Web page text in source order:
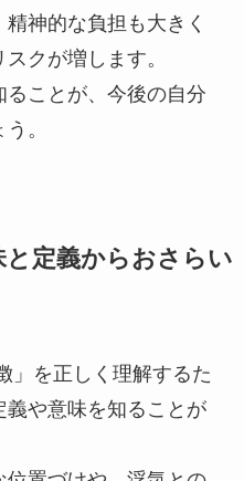
神的な負担も大きく
クが増します。
ことが、今後の自分
。
と定義からおさらい
」を正しく理解するた
や意味を知ることが